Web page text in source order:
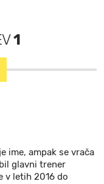
1
ime, ampak se vrača
glavni trener
v letih 2016 do